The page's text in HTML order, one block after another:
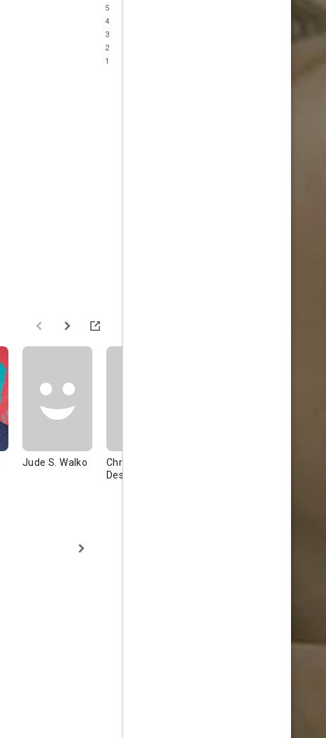
5
4
3
2
1
Jude S. Walko
Christophe
Deschamps